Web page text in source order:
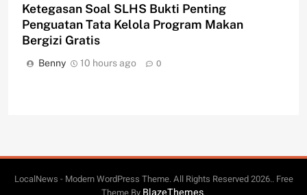
Ketegasan Soal SLHS Bukti Penting
Penguatan Tata Kelola Program Makan
Bergizi Gratis
Benny 10 hours ago 0
LocalNews - Modern WordPress Theme. All Rights Reserved 2026.. Free
Theme By
.